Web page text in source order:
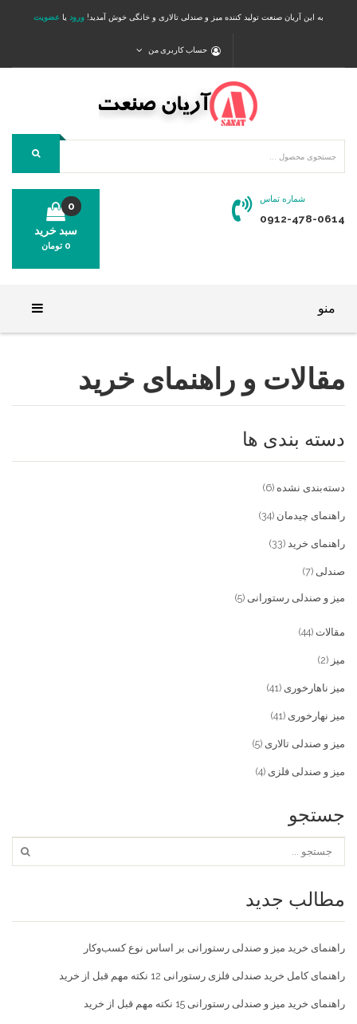
به این آریان صنعت تولید کننده میز و صندلی تالاری و خانگی خوش آمدید! ورود یا عضویت
حساب کاربری من
شماره تماس
0912-478-0614
سبد خرید
0
0 تومان
منو
فروشگاه
میز و صندلی خانگی
تماس با ما
خدمات
تماس با ما
سوالات متداول
پیش پرداخت
مقالات و راهنمای خرید
دسته بندی ها
دسته‌بندی نشده (6)
راهنمای چیدمان (34)
راهنمای خرید (33)
صندلی (7)
میز و صندلی رستورانی (5)
مقالات (44)
میز (2)
میز ناهارخوری (41)
میز نهارخوری (41)
میز و صندلی تالاری (5)
میز و صندلی فلزی (4)
جستجو
مطالب جدید
راهنمای خرید میز و صندلی رستورانی بر اساس نوع کسب‌و‌کار
راهنمای کامل خرید صندلی فلزی رستورانی 12 نکته مهم قبل از خرید
راهنمای خرید میز و صندلی رستورانی 15 نکته مهم قبل از خرید